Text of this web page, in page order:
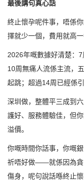
最後講句真心話
終止懷孕呢件事，唔係
擇就少一個，費用就高一
2026年嘅數據好清楚：
10周無痛人流係主流，
起跳；超過14周已經係
深圳做，整體平三成到
護好、服務體驗佳，但
溢價。
你嘅時間你話事，你嘅
祈唔好做——就係因為貪
傷身，呢句說話喺終止